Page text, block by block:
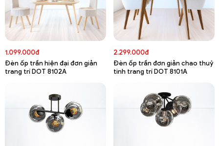
1.099.000đ
Đèn ốp trần hiện đại đơn giản
trang trí DOT 8102A
2.299.000đ
Đèn ốp trần đơn giản chao thuỷ
tinh trang trí DOT 8101A